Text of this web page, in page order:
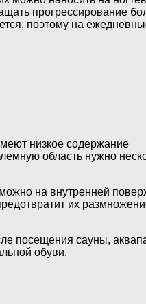
прогрессирование
поэтому на
низкое содержание
область нужно
на внутренней
их
посещения сауны,
обуви.